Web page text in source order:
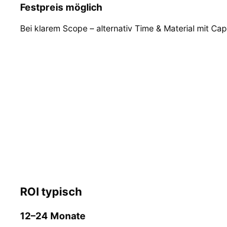
Festpreis möglich
Bei klarem Scope – alternativ Time & Material mit Cap
ROI typisch
12–24 Monate